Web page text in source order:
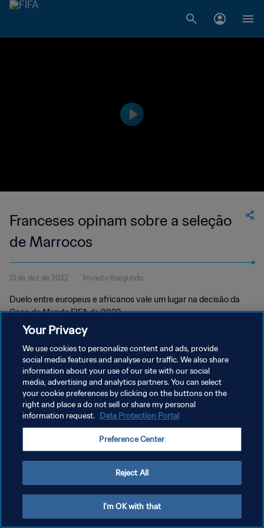
Franceses opinam sobre a seleção
de Marrocos
13 de dez de 2022 1minuto 8segundo
Duelo entre europeus e africanos vale um lugar na decisão da
Copa do Mundo FIFA de 2022.
POLÍTICA DE PRIVACIDADE
TERMOS DE SERVIÇO
ADMINISTRAR AS PREFERÊNCIAS DE COOKIES
Your Privacy
We use cookies to personalize content and ads, provide
social media features and analyse our traffic. We also share
information about your use of our site with our social
media, advertising and analytics partners. You can select
your cookie preferences by clicking on the buttons on the
right and place a do not sell or share my personal
information request. Data Protection Portal
Preference Center
Reject All
I'm OK with that